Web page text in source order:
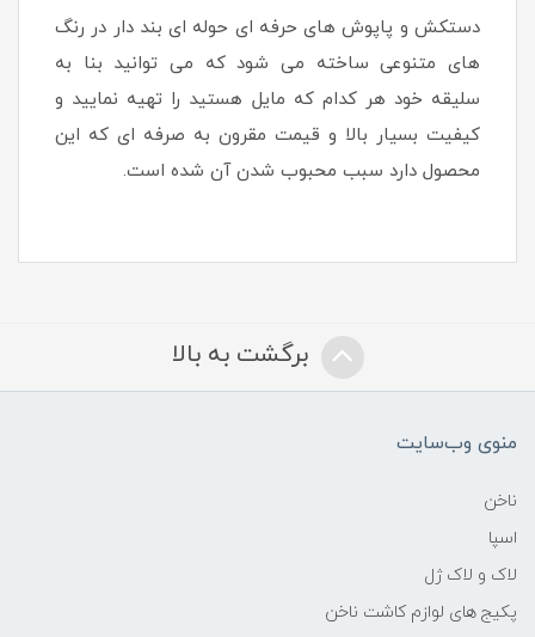
دستکش و پاپوش های حرفه ای حوله ای بند دار در رنگ
های متنوعی ساخته می شود که می توانید بنا به
سلیقه خود هر کدام که مایل هستید را تهیه نمایید و
کیفیت بسیار بالا و قیمت مقرون به صرفه ای که این
محصول دارد سبب محبوب شدن آن شده است.
برگشت به بالا
منوی وب‌سایت
ناخن
اسپا
لاک و لاک ژل
پکیج های لوازم کاشت ناخن